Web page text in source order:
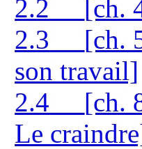
2.2
[ch.
2.3
[ch.
son travail]
2.4
[ch.
Le